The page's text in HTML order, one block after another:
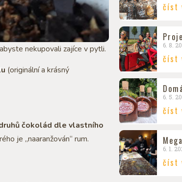
nekupovali zajíce v pytli.
(originální a krásný
čokolád dle vlastního
je „naaranžován“ rum.
číst
6. 8.
číst
6. 5.
číst
6. 1.
číst